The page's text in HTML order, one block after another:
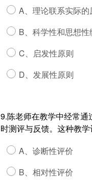
A、理论联系实际的
B、科学性和思想
C、启发性原则
D、发展性原则
9.陈老师在教学中经常
时测评与反馈。这种教学
A、诊断性评价
B、相对性评价